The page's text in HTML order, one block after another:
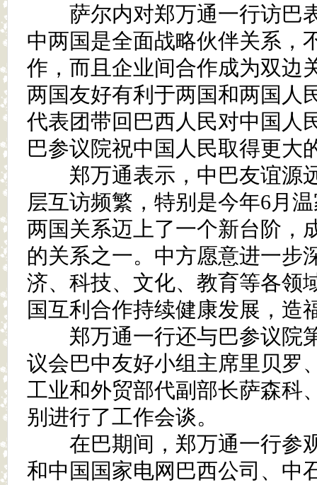
萨尔内对郑万通一行访巴
中两国是全面战略伙伴关系，
作，而且企业间合作成为双边
两国友好有利于两国和两国人
代表团带回巴西人民对中国人
巴参议院祝中国人民取得更大
郑万通表示，中巴友谊源
层互访频繁，特别是今年6月
两国关系迈上了一个新台阶，
的关系之一。中方愿意进一步
济、科技、文化、教育等各领
国互利合作持续健康发展，造
郑万通一行还与巴参议院
议会巴中友好小组主席里贝罗
工业和外贸部代副部长萨森科
别进行了工作会谈。
在巴期间，郑万通一行参
和中国国家电网巴西公司、中